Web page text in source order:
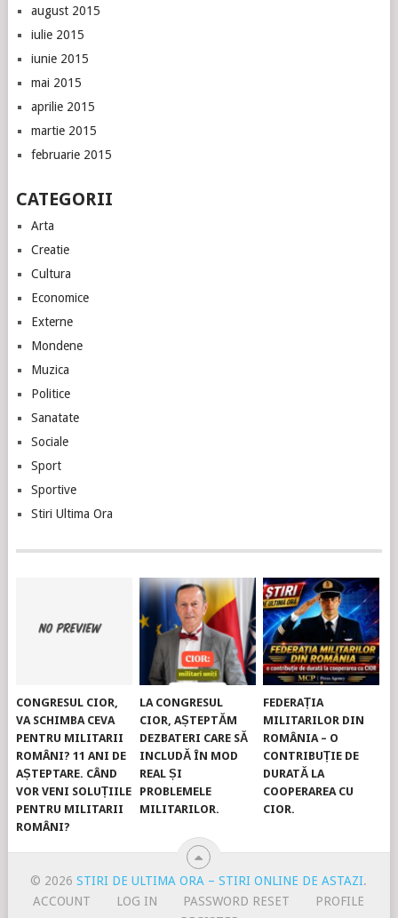
august 2015
iulie 2015
iunie 2015
mai 2015
aprilie 2015
martie 2015
februarie 2015
CATEGORII
Arta
Creatie
Cultura
Economice
Externe
Mondene
Muzica
Politice
Sanatate
Sociale
Sport
Sportive
Stiri Ultima Ora
CONGRESUL CIOR,
VA SCHIMBA CEVA
PENTRU MILITARII
ROMÂNI? 11 ANI DE
AȘTEPTARE. CÂND
VOR VENI SOLUȚIILE
PENTRU MILITARII
ROMÂNI?
LA CONGRESUL
CIOR, AȘTEPTĂM
DEZBATERI CARE SĂ
INCLUDĂ ÎN MOD
REAL ȘI
PROBLEMELE
MILITARILOR.
FEDERAȚIA
MILITARILOR DIN
ROMÂNIA – O
CONTRIBUȚIE DE
DURATĂ LA
COOPERAREA CU
CIOR.
© 2026STIRI DE ULTIMA ORA – STIRI ONLINE DE ASTAZI.
ACCOUNT
LOG IN PASSWORD RESET
PROFILE